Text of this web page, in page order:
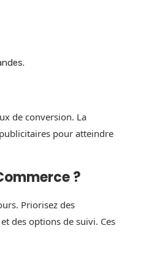
de conversion. La
pour atteindre
?
Priorisez des
des options de suivi. Ces